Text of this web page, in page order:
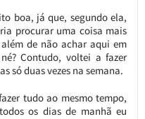
boa, já que, segundo ela,
procurar uma coisa mais
de não achar aqui em
Contudo, voltei a fazer
só duas vezes na semana.
tudo ao mesmo tempo,
os dias de manhã eu